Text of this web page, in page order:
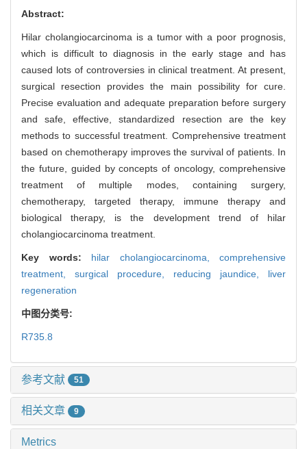
Abstract:
Hilar cholangiocarcinoma is a tumor with a poor prognosis,
which is difficult to diagnosis in the early stage and has
caused lots of controversies in clinical treatment. At present,
surgical resection provides the main possibility for cure.
Precise evaluation and adequate preparation before surgery
and safe, effective, standardized resection are the key
methods to successful treatment. Comprehensive treatment
based on chemotherapy improves the survival of patients. In
the future, guided by concepts of oncology, comprehensive
treatment of multiple modes, containing surgery,
chemotherapy, targeted therapy, immune therapy and
biological therapy, is the development trend of hilar
cholangiocarcinoma treatment.
Key words: hilar cholangiocarcinoma, comprehensive
treatment, surgical procedure, reducing jaundice, liver
regeneration
中图分类号:
R735.8
参考文献 51
相关文章 9
Metrics